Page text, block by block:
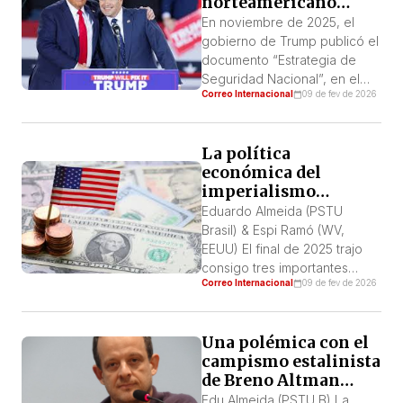
verdaderas razones por las
cuales mantuvo meses de
asedio militar y finalmente
perpetró la incursión bélica
en […]
hacia América Latina
En noviembre de 2025, el
gobierno de Trump publicó el
documento “Estrategia de
Seguridad Nacional”, en el
que anunció los nuevos
periodo para imponer su
hegemonía en el “hemisferio
occidental”. Este plan no es
ninguna sorpresa, ya que
Trump, en su discurso de
inauguración, anunció que
“los […]
Correo Internacional 09 de fev de 2026
La política
económica del
imperialismo
estadounidense en la
encrucijada
Eduardo Almeida (PSTU
Brasil) & Espi Ramó (WV,
EEUU) El final de 2025 trajo
consigo tres importantes
documentos estratégicos
imperialismo estadounidense.
Se trata de la Estrategia de
Seguridad Nacional (NSS) del
presidente para 2025, el
Correo Internacional 09 de fev de 2026
Una polémica con el
campismo estalinista
de Breno Altman
Edu Almeida (PSTU B) La